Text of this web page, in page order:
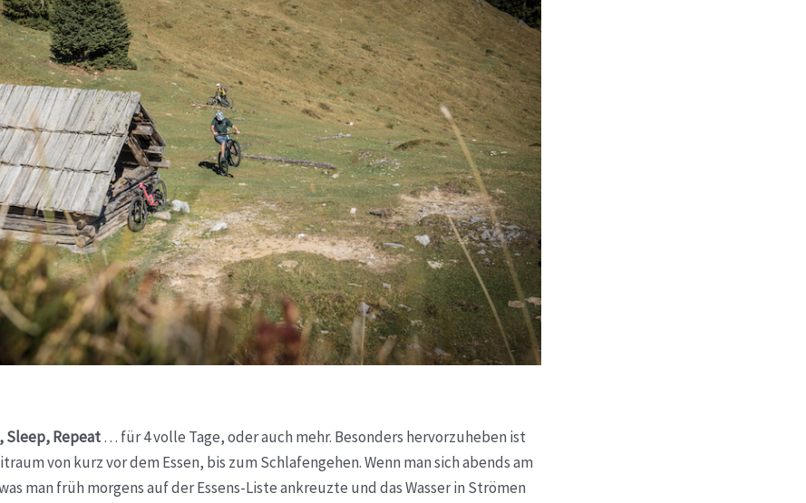
Sleep, Repeat… für 4 volle Tage, oder auch mehr. Besonders hervorzuheben ist
von kurz vor dem Essen, bis zum Schlafengehen. Wenn man sich abends am
man früh morgens auf der Essens-Liste ankreuzte und das Wasser in Strömen